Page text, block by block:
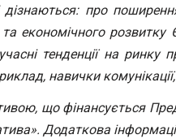
дізнаються: про
та економічного розвитку
тенденції на ринку
, навички
що фінансується
Додаткова